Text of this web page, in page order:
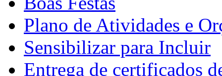
Plano de Atividades e
Sensibilizar para Incluir
Entrega de certificados